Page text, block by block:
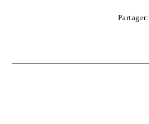
Partager: